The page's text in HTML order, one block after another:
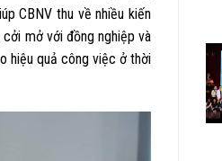
CBNV thu về nhiều kiến
mở với đồng nghiệp và
hiệu quả công việc ở thời